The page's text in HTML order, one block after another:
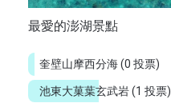
最愛的澎湖景點
奎壁山摩西分海(0 投票)
池東大菓葉玄武岩(1 投票)